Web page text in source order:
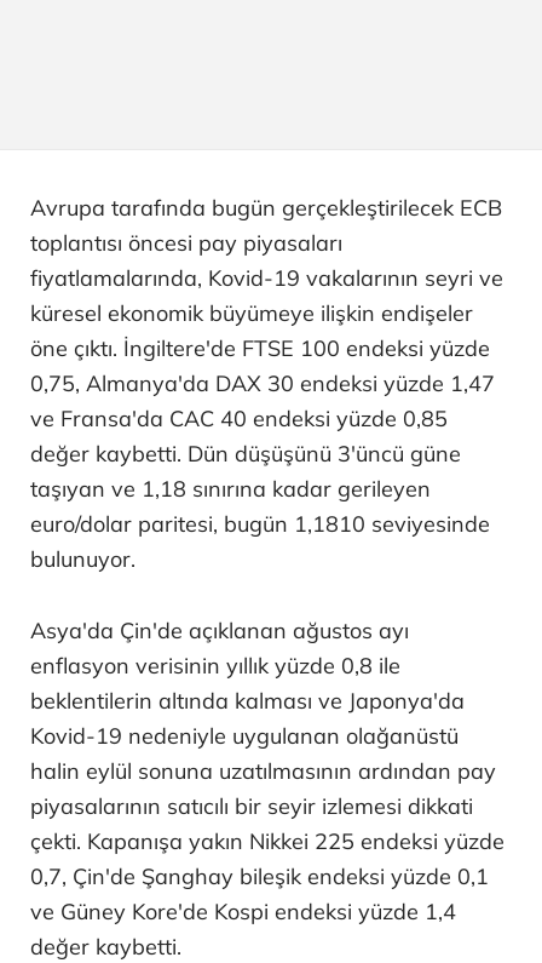
Avrupa tarafında bugün gerçekleştirilecek ECB
toplantısı öncesi pay piyasaları
fiyatlamalarında, Kovid-19 vakalarının seyri ve
küresel ekonomik büyümeye ilişkin endişeler
öne çıktı. İngiltere'de FTSE 100 endeksi yüzde
0,75, Almanya'da DAX 30 endeksi yüzde 1,47
ve Fransa'da CAC 40 endeksi yüzde 0,85
değer kaybetti. Dün düşüşünü 3'üncü güne
taşıyan ve 1,18 sınırına kadar gerileyen
euro/dolar paritesi, bugün 1,1810 seviyesinde
bulunuyor.
Asya'da Çin'de açıklanan ağustos ayı
enflasyon verisinin yıllık yüzde 0,8 ile
beklentilerin altında kalması ve Japonya'da
Kovid-19 nedeniyle uygulanan olağanüstü
halin eylül sonuna uzatılmasının ardından pay
piyasalarının satıcılı bir seyir izlemesi dikkati
çekti. Kapanışa yakın Nikkei 225 endeksi yüzde
0,7, Çin'de Şanghay bileşik endeksi yüzde 0,1
ve Güney Kore'de Kospi endeksi yüzde 1,4
değer kaybetti.